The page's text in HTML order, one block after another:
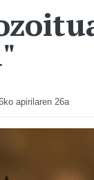
apirilaren 26a